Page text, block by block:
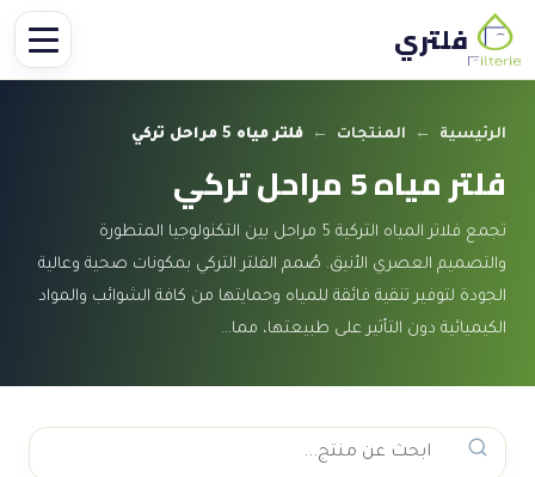
فلتري
الرئيسية ← المنتجات ← فلتر مياه 5 مراحل تركي
فلتر مياه 5 مراحل تركي
تجمع فلاتر المياه التركية 5 مراحل بين التكنولوجيا المتطورة
والتصميم العصري الأنيق. صُمم الفلتر التركي بمكونات صحية وعالية
الجودة لتوفير تنقية فائقة للمياه وحمايتها من كافة الشوائب والمواد
الكيميائية دون التأثير على طبيعتها، مما…